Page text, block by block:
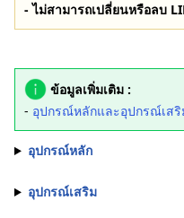
- ไม่สามารถเปลี่ยนหรือลบ
ข้อมูลเพิ่มเติม :
- อุปกรณ์หลักและอุปกรณ์เสริ
อุปกรณ์หลัก
อุปกรณ์เสริม